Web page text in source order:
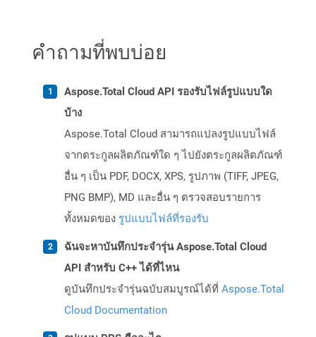
คำถามที่พบบ่อย
Aspose.Total Cloud API รองรับไฟล์รูปแบบใด
บ้าง
Aspose.Total Cloud สามารถแปลงรูปแบบไฟล์
จากตระกูลผลิตภัณฑ์ใด ๆ ไปยังตระกูลผลิตภัณฑ์
อื่น ๆ เป็น PDF, DOCX, XPS, รูปภาพ (TIFF, JPEG,
PNG BMP), MD และอื่น ๆ ตรวจสอบรายการ
ทั้งหมดของ รูปแบบไฟล์ที่รองรับ
ฉันจะหาบันทึกประจำรุ่น Aspose.Total Cloud
API สำหรับ C++ ได้ที่ไหน
ดูบันทึกประจำรุ่นฉบับสมบูรณ์ได้ที่ Aspose.Total
Cloud Documentation